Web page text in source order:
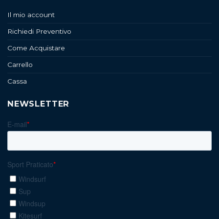
Il mio account
Richiedi Preventivo
Come Acquistare
Carrello
Cassa
NEWSLETTER